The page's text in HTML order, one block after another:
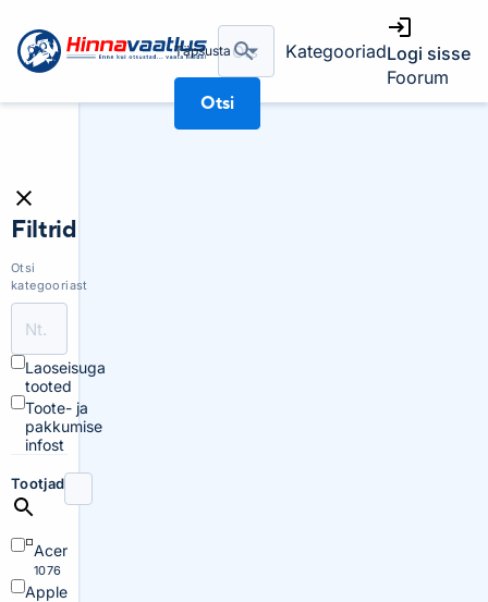
Täpsusta
Otsi
KategooriadLogi sisse
Foorum
Filtrid
Otsi
kategooriast
Laoseisuga
tooted
Toote- ja
pakkumise
infost
Tootjad
Acer
1076
Apple